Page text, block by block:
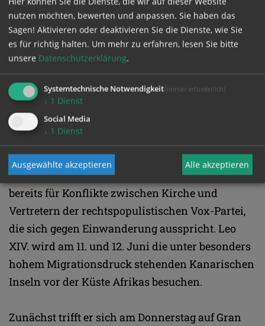
in dem weltbekannten Gotteshaus, zu der auch
die Staatsspitze erwartet wird. Im Anschluss
wird der Papst die Basilika verlassen und den
Migranten auf den Kanarischen Inseln
letzten Reisetage eng mit dem Thema Migration
verknüpft. Dies sorgte im Vorfeld der Reise
bereits für Konflikte zwischen Kirche und
Vertretern der rechtspopulistischen Vox-Partei,
die sich gegen Einwanderung ausspricht. Leo
XIV. wird am 11. und 12. Juni die unter besonders
hohem Migrationsdruck stehenden Kanarischen
Inseln vor der Küste Afrikas besuchen.
Zunächst trifft er sich am Donnerstag auf Gran
nutzen möchten, bewerten und anpassen. Sie haben das
Sagen! Aktivieren oder deaktivieren Sie die Dienste, wie Sie
es für richtig halten. Um mehr zu erfahren, lesen Sie bitte
unsere Datenschutzerklärung.
Systemtechnische Notwendigkeit (immer erforderlich)
↓ 1 Dienst
Social Media
↓ 1 Dienst
Ausgewählte akzeptieren Alle akzeptieren